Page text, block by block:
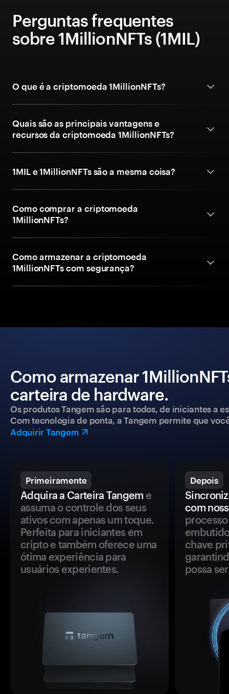
Perguntas frequentes
sobre 1MillionNFTs (1MIL)
O que é a criptomoeda 1MillionNFTs?
Quais são as principais vantagens e
recursos da criptomoeda 1MillionNFTs?
1MIL e 1MillionNFTs são a mesma coisa?
Como comprar a criptomoeda
1MillionNFTs?
Como armazenar a criptomoeda
1MillionNFTs com segurança?
Como armazenar
carteira de hardware.
Os produtos Tangem são para todos, de iniciantes a
Com tecnologia de ponta, a Tangem permite que
Adquirir Tangem
Primeiramente
Adquira a Carteira Tangem e
assuma o controle dos seus
ativos com apenas um toque.
Perfeita para iniciantes em
cripto e também oferece uma
ótima experiência para
usuários experientes.
Depois
com
chave
possa